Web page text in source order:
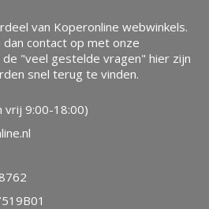
van Koperonline webwinkels.
contact op met onze
"veel gestelde vragen" hier zijn
snel terug te vinden.
9:00-18:00)